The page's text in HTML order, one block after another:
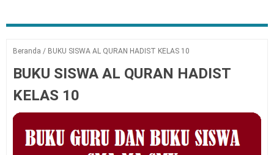
Beranda / BUKU SISWA AL QURAN HADIST KELAS 10
BUKU SISWA AL QURAN HADIST
KELAS 10